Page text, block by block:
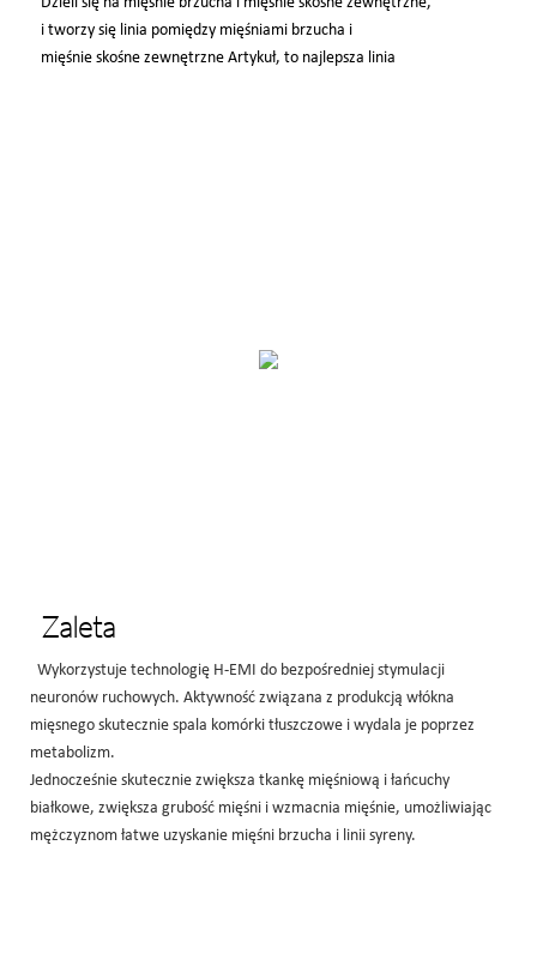
i tworzy się linia pomiędzy mięśniami brzucha i
mięśnie skośne zewnętrzne Artykuł, to najlepsza linia
Zaleta
Wykorzystuje technologię H-EMI do bezpośredniej stymulacji
neuronów ruchowych. Aktywność związana z produkcją włókna
mięsnego skutecznie spala komórki tłuszczowe i wydala je poprzez
metabolizm.
Jednocześnie skutecznie zwiększa tkankę mięśniową i łańcuchy
białkowe, zwiększa grubość mięśni i wzmacnia mięśnie, umożliwiając
mężczyznom łatwe uzyskanie mięśni brzucha i linii syreny.